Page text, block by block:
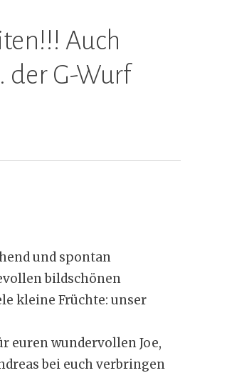
Auch
der G-Wurf
und spontan
bildschönen
kleine Früchte: unser
euren wundervollen Joe,
bei euch verbringen